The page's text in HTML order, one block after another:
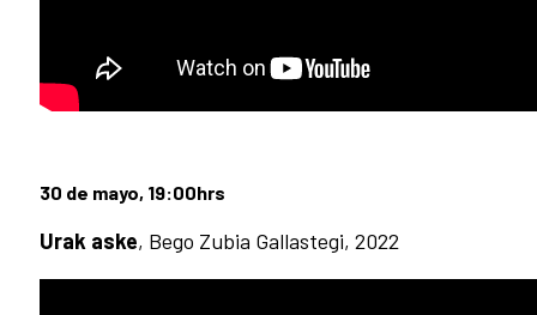
30 de mayo, 19:00hrs
Urak aske, Bego Zubia Gallastegi, 2022